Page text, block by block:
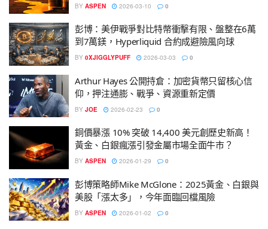
BY ASPEN 2026-03-10 0
彭博：美伊戰爭對比特幣衝擊有限、盤整在6萬
到7萬鎂，Hyperliquid 合約成避險風向球
BY 0XJIGGLYPUFF 2026-03-03 0
Arthur Hayes 公開持倉：加密貨幣只留核心信
仰，押注通膨、戰爭、資源重新定價
BY JOE 2026-02-23 0
銅價暴漲 10% 突破 14,400 美元創歷史新高！
黃金、白銀瘋漲引發金屬市場全面牛市？
BY ASPEN 2026-01-29 0
彭博策略師Mike McGlone：2025黃金、白銀與
美股「漲太多」，今年面臨回檔風險
BY ASPEN 2026-01-02 0